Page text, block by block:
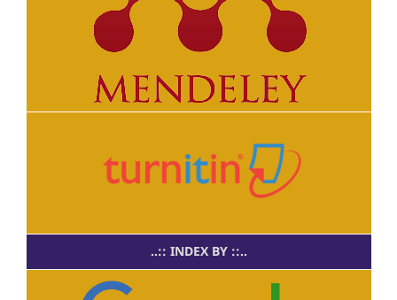
..:: INDEX BY ::..